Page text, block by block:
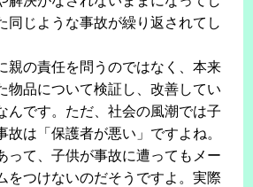
同じような事故が繰り返されてし
親の責任を問うのではなく、本来
物品について検証し、改善してい
んです。ただ、社会の風潮では子
故は「保護者が悪い」ですよね。
って、子供が事故に遭ってもメー
をつけないのだそうですよ。実際